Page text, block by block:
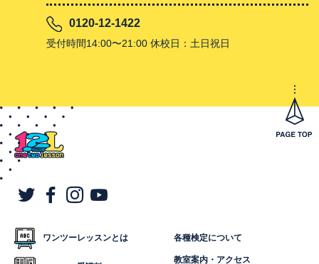
0120-12-1422
受付時間14:00〜21:00 休校日：土日祝日
ワンツーレッスンとは 各種検定について
教室案内・アクセス